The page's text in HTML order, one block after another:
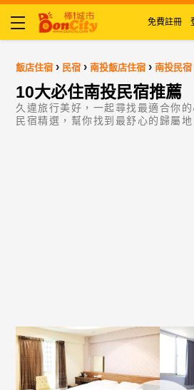
免費註冊
飯店住宿 › 民宿 ›南投飯店住宿 ›南投民宿
10大必住南投民宿推薦
久違旅行美好，一起尋找最適合你
民宿精選，幫你找到最舒心的歸屬地